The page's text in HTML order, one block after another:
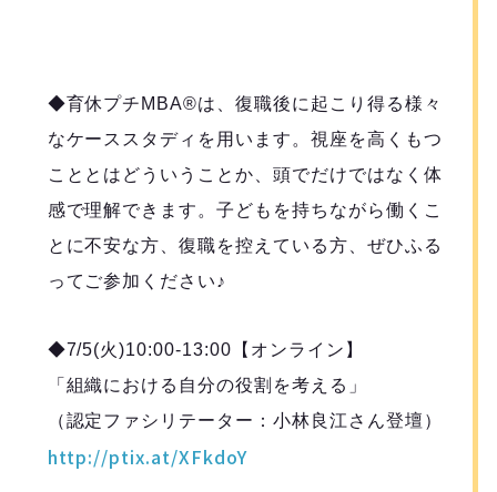
◆育休プチMBA®️は、復職後に起こり得る様々
なケーススタディを用います。視座を高くもつ
こととはどういうことか、頭でだけではなく体
感で理解できます。子どもを持ちながら働くこ
とに不安な方、復職を控えている方、ぜひふる
ってご参加ください♪
◆7/5(火)10:00-13:00【オンライン】
「組織における自分の役割を考える」
（認定ファシリテーター：小林良江さん登壇）
http://ptix.at/XFkdoY